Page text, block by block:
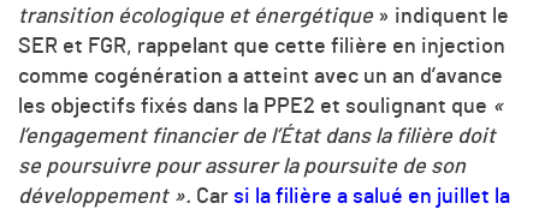
transition écologique et énergétique » indiquent le
SER et FGR, rappelant que cette filière en injection
comme cogénération a atteint avec un an d’avance
les objectifs fixés dans la PPE2 et soulignant que «
l’engagement financier de l’État dans la filière doit
se poursuivre pour assurer la poursuite de son
développement ». Car si la filière a salué en juillet la